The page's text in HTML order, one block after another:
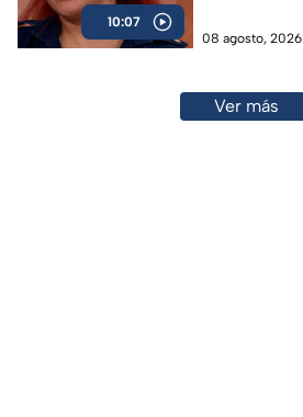
10:07
08 agosto, 2026
Ver más